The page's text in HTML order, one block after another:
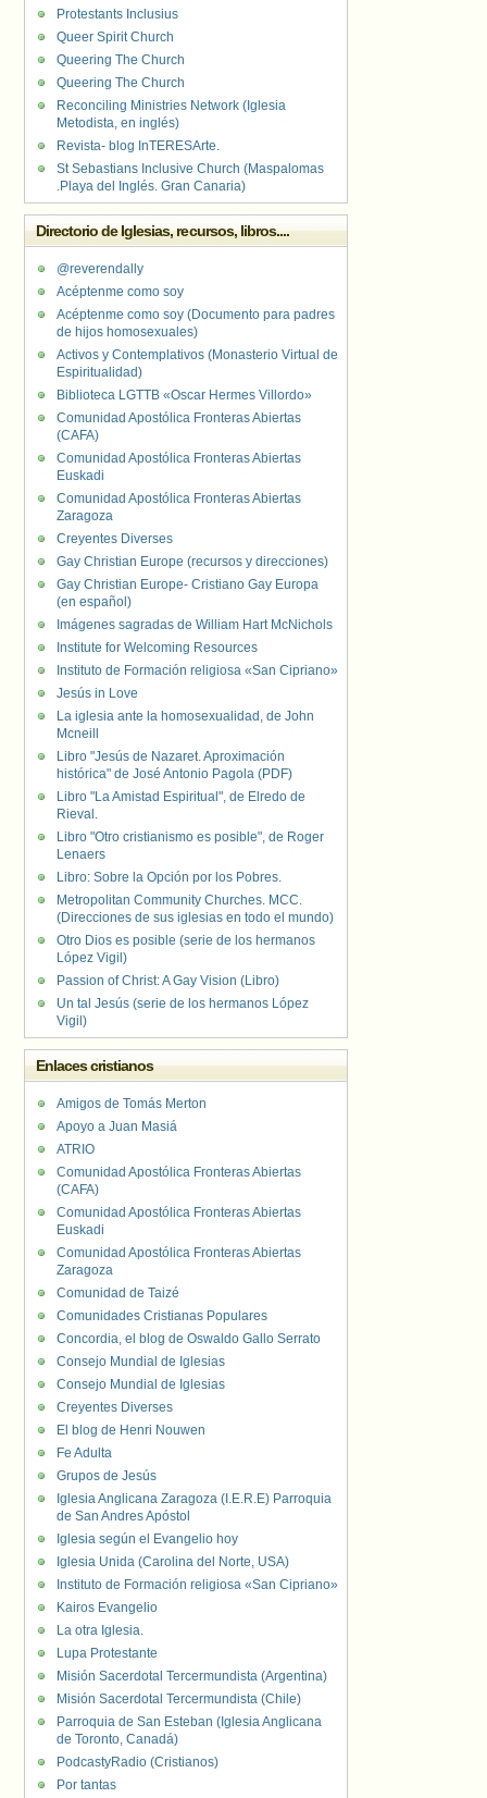
Protestants Inclusius
Queer Spirit Church
Queering The Church
Queering The Church
Reconciling Ministries Network (Iglesia
Metodista, en inglés)
Revista- blog InTERESArte.
St Sebastians Inclusive Church (Maspalomas
.Playa del Inglés. Gran Canaria)
Directorio de Iglesias, recursos, libros....
@reverendally
Acéptenme como soy
Acéptenme como soy (Documento para padres
de hijos homosexuales)
Activos y Contemplativos (Monasterio Virtual de
Espiritualidad)
Biblioteca LGTTB «Oscar Hermes Villordo»
Comunidad Apostólica Fronteras Abiertas
(CAFA)
Comunidad Apostólica Fronteras Abiertas
Euskadi
Comunidad Apostólica Fronteras Abiertas
Zaragoza
Creyentes Diverses
Gay Christian Europe (recursos y direcciones)
Gay Christian Europe- Cristiano Gay Europa
(en español)
Imágenes sagradas de William Hart McNichols
Institute for Welcoming Resources
Instituto de Formación religiosa «San Cipriano»
Jesús in Love
La iglesia ante la homosexualidad, de John
Mcneill
Libro "Jesús de Nazaret. Aproximación
histórica" de José Antonio Pagola (PDF)
Libro "La Amistad Espiritual", de Elredo de
Rieval.
Libro "Otro cristianismo es posible", de Roger
Lenaers
Libro: Sobre la Opción por los Pobres.
Metropolitan Community Churches. MCC.
(Direcciones de sus iglesias en todo el mundo)
Otro Dios es posible (serie de los hermanos
López Vigil)
Passion of Christ: A Gay Vision (Libro)
Un tal Jesús (serie de los hermanos López
Vigil)
Enlaces cristianos
Amigos de Tomás Merton
Apoyo a Juan Masiá
ATRIO
Comunidad Apostólica Fronteras Abiertas
(CAFA)
Comunidad Apostólica Fronteras Abiertas
Euskadi
Comunidad Apostólica Fronteras Abiertas
Zaragoza
Comunidad de Taizé
Comunidades Cristianas Populares
Concordia, el blog de Oswaldo Gallo Serrato
Consejo Mundial de Iglesias
Consejo Mundial de Iglesias
Creyentes Diverses
El blog de Henri Nouwen
Fe Adulta
Grupos de Jesús
Iglesia Anglicana Zaragoza (I.E.R.E) Parroquia
de San Andres Apóstol
Iglesia según el Evangelio hoy
Iglesia Unida (Carolina del Norte, USA)
Instituto de Formación religiosa «San Cipriano»
Kairos Evangelio
La otra Iglesia.
Lupa Protestante
Misión Sacerdotal Tercermundista (Argentina)
Misión Sacerdotal Tercermundista (Chile)
Parroquia de San Esteban (Iglesia Anglicana
de Toronto, Canadá)
PodcastyRadio (Cristianos)
Por tantas